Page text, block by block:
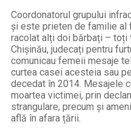
Coordonatorul grupului
și este prieten de familie al
racolat alți doi bărbați – toți
Chișinău, judecați pentru
comunicau femeii mesaje
curtea casei acesteia sau
decedat în 2014. Mesajele
moartea victimei, prin
strangulare, precum și
află în afara țării.